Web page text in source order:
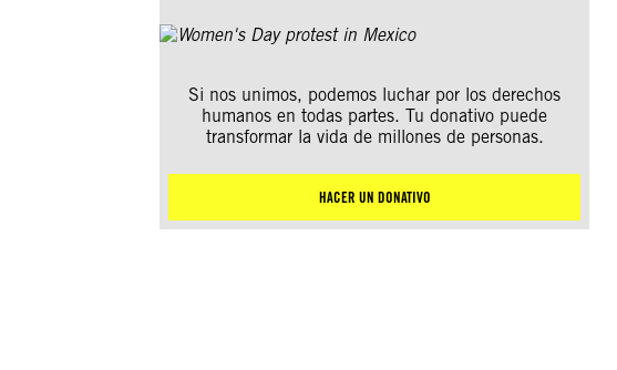
Si nos unimos, podemos luchar por los derechos
humanos en todas partes. Tu donativo puede
transformar la vida de millones de personas.
HACER UN DONATIVO